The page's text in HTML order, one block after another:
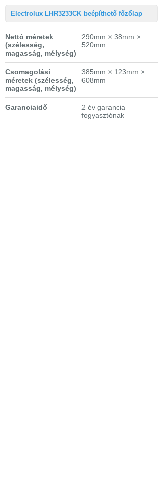
Electrolux LHR3233CK beépíthető főzőlap
Nettó méretek
(szélesség,
magasság, mélység)
290mm × 38mm ×
520mm
Csomagolási
méretek (szélesség,
magasság, mélység)
385mm × 123mm ×
608mm
Garanciaidő
2 év garancia
fogyasztónak